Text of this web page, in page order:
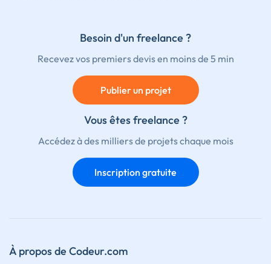
Besoin d'un freelance ?
Recevez vos premiers devis en moins de 5 min
Publier un projet
Vous êtes freelance ?
Accédez à des milliers de projets chaque mois
Inscription gratuite
À propos de Codeur.com